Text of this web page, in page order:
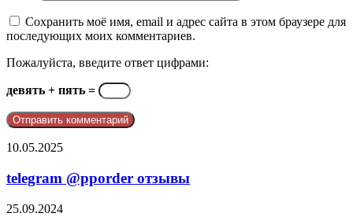
Сохранить моё имя, email и адрес сайта в этом браузере для
последующих моих комментариев.
Пожалуйста, введите ответ цифрами:
девять + пять =
telegram
отзывы
10.05.2025
telegram @pporder отзывы
Почему
25.09.2024